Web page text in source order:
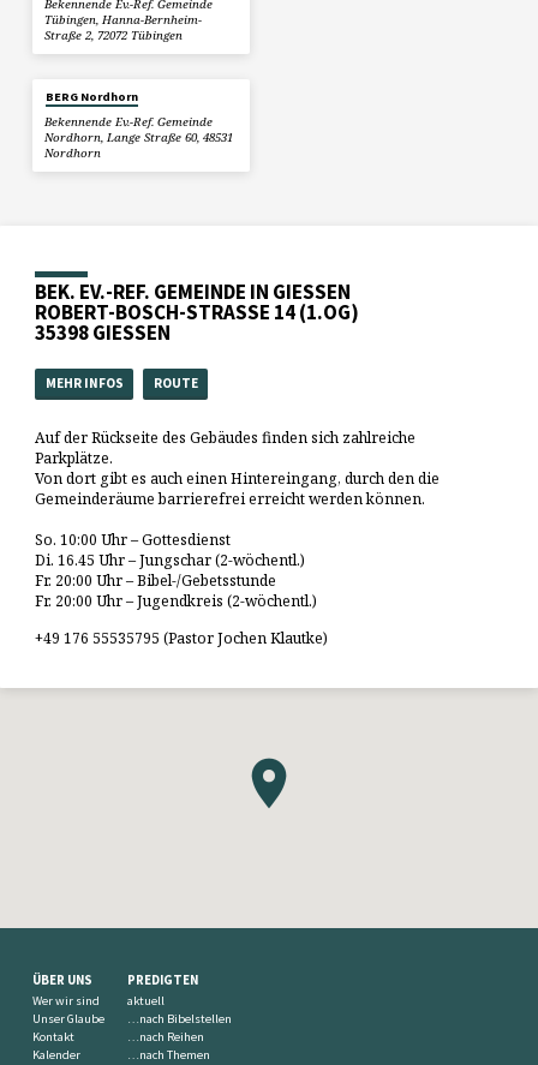
Bekennende Ev.-Ref. Gemeinde
Tübingen, Hanna-Bernheim-
Straße 2, 72072 Tübingen
BERG Nordhorn
Bekennende Ev.-Ref. Gemeinde
Nordhorn, Lange Straße 60, 48531
Nordhorn
BEK. EV.-REF. GEMEINDE IN GIESSEN
ROBERT-BOSCH-STRASSE 14 (1.OG)
35398 GIESSEN
MEHR INFOS ROUTE
Auf der Rückseite des Gebäudes finden sich zahlreiche
Parkplätze.
Von dort gibt es auch einen Hintereingang, durch den die
Gemeinderäume barrierefrei erreicht werden können.
So. 10:00 Uhr – Gottesdienst
Di. 16.45 Uhr – Jungschar (2-wöchentl.)
Fr. 20:00 Uhr – Bibel-/Gebetsstunde
Fr. 20:00 Uhr – Jugendkreis (2-wöchentl.)
+49 176 55535795 (Pastor Jochen Klautke)
ÜBER UNS
Wer wir sind
Unser Glaube
Kontakt
Kalender
PREDIGTEN
aktuell
…nach Bibelstellen
…nach Reihen
…nach Themen